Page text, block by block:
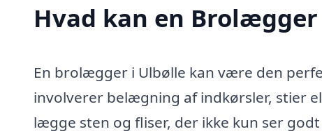
Hvad kan en
En brolægger i Ulbølle kan være den
involverer belægning af indkørsler, stier
lægge sten og fliser, der ikke kun ser